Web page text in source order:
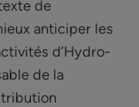
de
anticiper les
d’Hydro-
de la